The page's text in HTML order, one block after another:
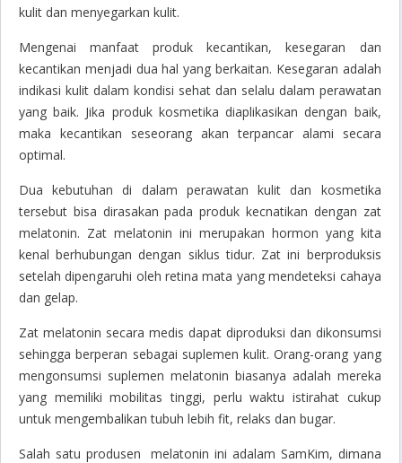
kulit dan menyegarkan kulit.
Mengenai manfaat produk kecantikan, kesegaran dan
kecantikan menjadi dua hal yang berkaitan. Kesegaran adalah
indikasi kulit dalam kondisi sehat dan selalu dalam perawatan
yang baik. Jika produk kosmetika diaplikasikan dengan baik,
maka kecantikan seseorang akan terpancar alami secara
optimal.
Dua kebutuhan di dalam perawatan kulit dan kosmetika
tersebut bisa dirasakan pada produk kecnatikan dengan zat
melatonin. Zat melatonin ini merupakan hormon yang kita
kenal berhubungan dengan siklus tidur. Zat ini berproduksis
setelah dipengaruhi oleh retina mata yang mendeteksi cahaya
dan gelap.
Zat melatonin secara medis dapat diproduksi dan dikonsumsi
sehingga berperan sebagai suplemen kulit. Orang-orang yang
mengonsumsi suplemen melatonin biasanya adalah mereka
yang memiliki mobilitas tinggi, perlu waktu istirahat cukup
untuk mengembalikan tubuh lebih fit, relaks dan bugar.
Salah satu produsen melatonin ini adalam SamKim, dimana